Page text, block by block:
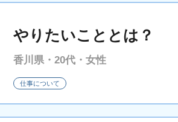
やりたいこととは？
香川県・20代・女性
仕事について